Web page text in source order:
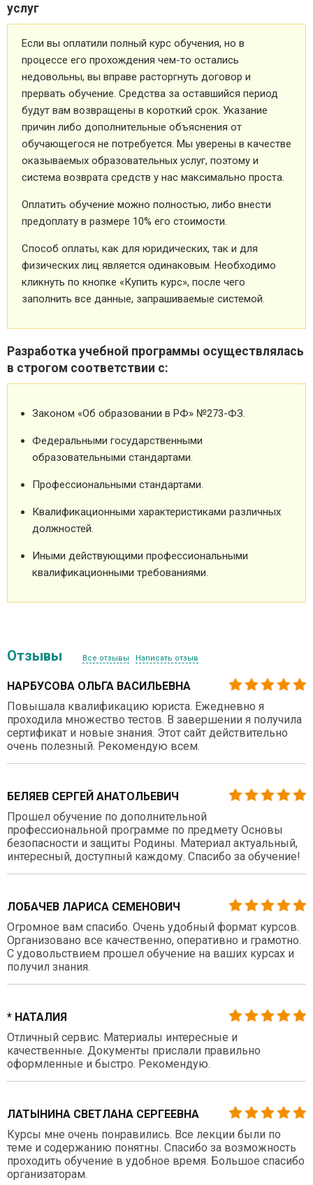
услуг
Если вы оплатили полный курс обучения, но в
процессе его прохождения чем-то остались
недовольны, вы вправе расторгнуть договор и
прервать обучение. Средства за оставшийся период
будут вам возвращены в короткий срок. Указание
причин либо дополнительные объяснения от
обучающегося не потребуется. Мы уверены в качестве
оказываемых образовательных услуг, поэтому и
система возврата средств у нас максимально проста.
Оплатить обучение можно полностью, либо внести
предоплату в размере 10% его стоимости.
Способ оплаты, как для юридических, так и для
физических лиц является одинаковым. Необходимо
кликнуть по кнопке «Купить курс», после чего
заполнить все данные, запрашиваемые системой.
Разработка учебной программы осуществлялась
в строгом соответствии с:
Законом «Об образовании в РФ» №273-ФЗ.
Федеральными государственными
образовательными стандартами.
Профессиональными стандартами.
Квалификационными характеристиками различных
должностей.
Иными действующими профессиональными
квалификационными требованиями.
Отзывы Все отзывы Написать отзыв
НАРБУСОВА ОЛЬГА ВАСИЛЬЕВНА
Повышала квалификацию юриста. Ежедневно я
проходила множество тестов. В завершении я получила
сертификат и новые знания. Этот сайт действительно
очень полезный. Рекомендую всем.
БЕЛЯЕВ СЕРГЕЙ АНАТОЛЬЕВИЧ
Прошел обучение по дополнительной
профессиональной программе по предмету Основы
безопасности и защиты Родины. Материал актуальный,
интересный, доступный каждому. Спасибо за обучение!
ЛОБАЧЕВ ЛАРИСА СЕМЕНОВИЧ
Огромное вам спасибо. Очень удобный формат курсов.
Организовано все качественно, оперативно и грамотно.
С удовольствием прошел обучение на ваших курсах и
получил знания.
* НАТАЛИЯ
Отличный сервис. Материалы интересные и
качественные. Документы прислали правильно
оформленные и быстро. Рекомендую.
ЛАТЫНИНА СВЕТЛАНА СЕРГЕЕВНА
Курсы мне очень понравились. Все лекции были по
теме и содержанию понятны. Спасибо за возможность
проходить обучение в удобное время. Большое спасибо
организаторам.